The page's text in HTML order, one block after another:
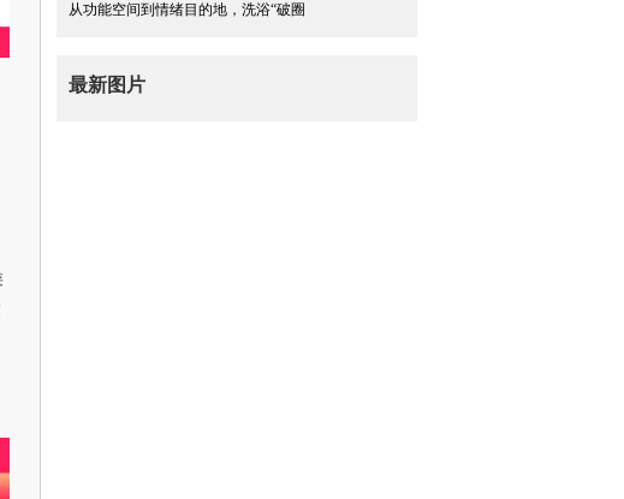
从功能空间到情绪目的地，洗浴“破圈
最新图片